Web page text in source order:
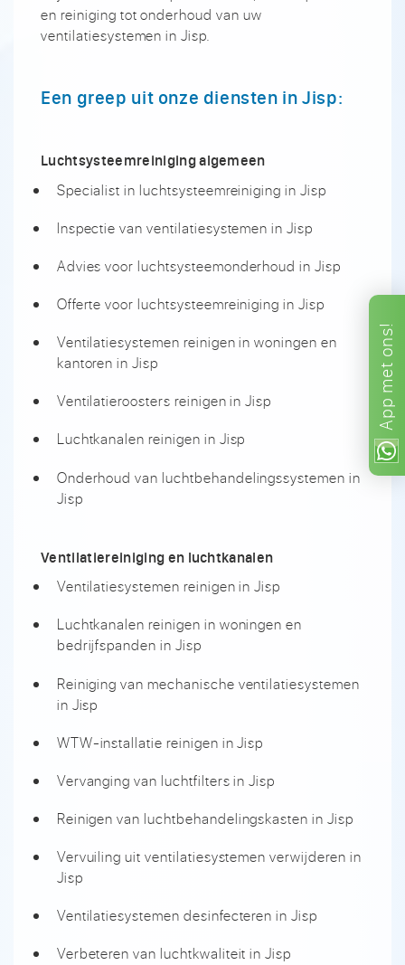
App
met
ons!
en reiniging tot onderhoud van uw
ventilatiesystemen in Jisp.
Een greep uit onze diensten in Jisp:
Luchtsysteemreiniging algemeen
Specialist in luchtsysteemreiniging in Jisp
Inspectie van ventilatiesystemen in Jisp
Advies voor luchtsysteemonderhoud in Jisp
Offerte voor luchtsysteemreiniging in Jisp
Ventilatiesystemen reinigen in woningen en
kantoren in Jisp
Ventilatieroosters reinigen in Jisp
Luchtkanalen reinigen in Jisp
Onderhoud van luchtbehandelingssystemen in
Jisp
Ventilatiereiniging en luchtkanalen
Ventilatiesystemen reinigen in Jisp
Luchtkanalen reinigen in woningen en
bedrijfspanden in Jisp
Reiniging van mechanische ventilatiesystemen
in Jisp
WTW-installatie reinigen in Jisp
Vervanging van luchtfilters in Jisp
Reinigen van luchtbehandelingskasten in Jisp
Vervuiling uit ventilatiesystemen verwijderen in
Jisp
Ventilatiesystemen desinfecteren in Jisp
Verbeteren van luchtkwaliteit in Jisp